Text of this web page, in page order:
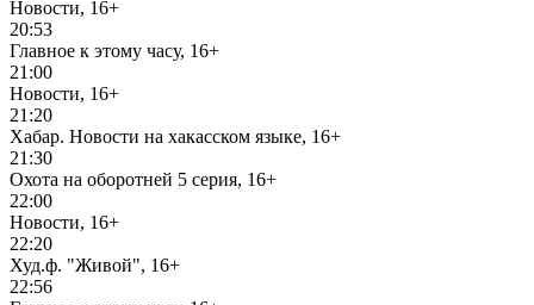
Новости, 16+
20:53
Главное к этому часу, 16+
21:00
Новости, 16+
21:20
Хабар. Новости на хакасском языке, 16+
21:30
Охота на оборотней 5 серия, 16+
22:00
Новости, 16+
22:20
Худ.ф. "Живой", 16+
22:56